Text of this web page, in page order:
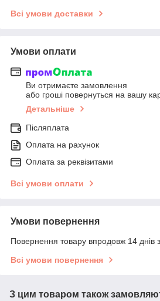
Всі умови доставки
Умови оплати
Ви отримаєте замовлення
або гроші повернуться на вашу
Детальніше
Післяплата
Оплата на рахунок
Оплата за реквізитами
Всі умови оплати
Умови повернення
Повернення товару впродовж 14 днів
Всі умови повернення
З цим товаром також